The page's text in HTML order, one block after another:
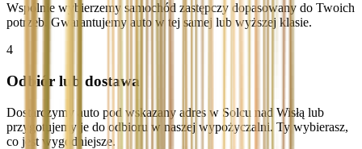
Wspólnie wybierzemy samochód zastępczy dopasowany do Twoich
potrzeb. Gwarantujemy auto w tej samej lub wyższej klasie.
4
Odbiór lub dostawa
Dostarczymy auto pod wskazany adres w Solcu nad Wisłą lub
przygotujemy je do odbioru w naszej wypożyczalni. Ty wybierasz,
co jest wygodniejsze.